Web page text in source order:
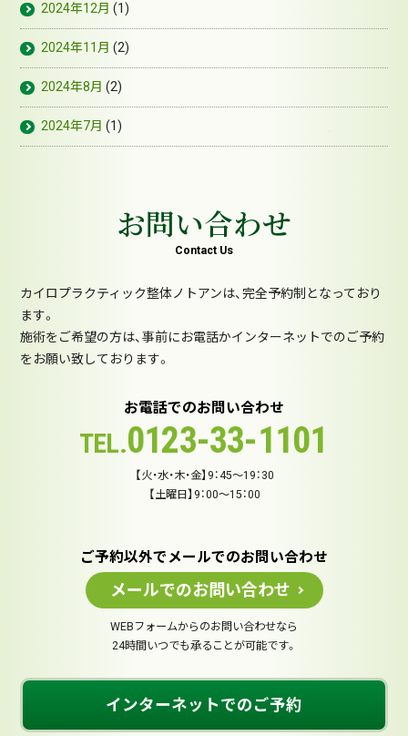
2024年12月 (1)
2024年11月 (2)
2024年8月 (2)
2024年7月 (1)
お問い合わせ
Contact Us
カイロプラクティック整体ノトアンは、完全予約制となっており
ます。
施術をご希望の方は、事前にお電話かインターネットでのご予約
をお願い致しております。
お電話でのお問い合わせ
TEL.0123-33-1101
【火・水・木・金】9：45～19：30
【土曜日】9：00～15：00
ご予約以外でメールでのお問い合わせ
メールでのお問い合わせ
WEBフォームからのお問い合わせなら
24時間いつでも承ることが可能です。
インターネットでのご予約